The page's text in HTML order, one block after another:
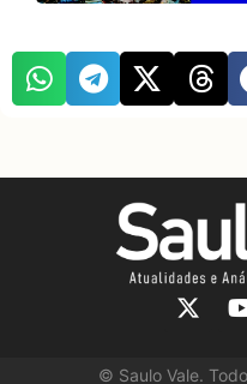
© Saulo Vale.